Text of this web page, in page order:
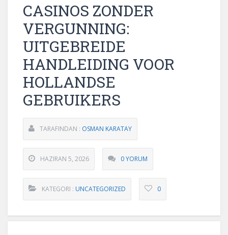
CASINOS ZONDER
VERGUNNING:
UITGEBREIDE
HANDLEIDING VOOR
HOLLANDSE
GEBRUIKERS
TARAFINDAN : OSMAN KARATAY
HAZIRAN 5, 2026 0 YORUM
KATEGORI : UNCATEGORIZED 0